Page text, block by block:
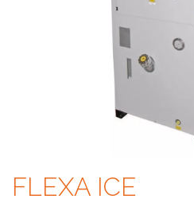
FLEXA ICE